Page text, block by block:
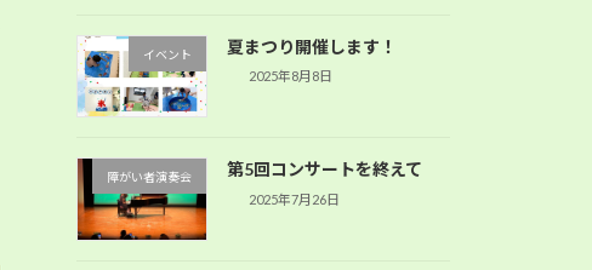
イベント 夏まつり開催します！
2025年8月8日
障がい者演奏会 第5回コンサートを終えて
2025年7月26日